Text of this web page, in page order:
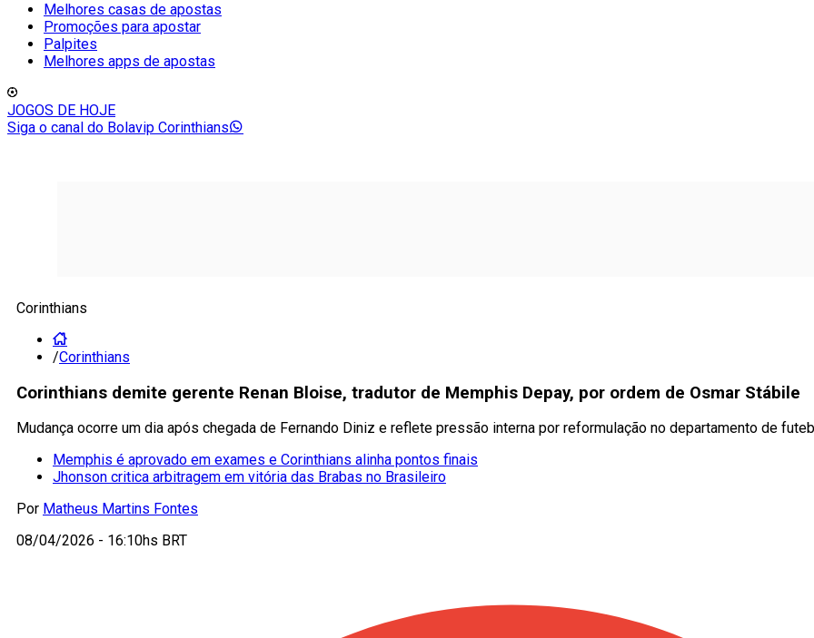
Melhores casas de apostas
Promoções para apostar
Palpites
Melhores apps de apostas
JOGOS DE HOJE
Siga o canal do Bolavip Corinthians
Corinthians
/Corinthians
Corinthians demite gerente Renan Bloise, tradutor de Memphis Depay, por ordem de Osmar Stábile
Mudança ocorre um dia após chegada de Fernando Diniz e reflete pressão interna por reformulação no departamento de
Memphis é aprovado em exames e Corinthians alinha pontos finais
Jhonson critica arbitragem em vitória das Brabas no Brasileiro
Por Matheus Martins Fontes
08/04/2026 - 16:10hs BRT